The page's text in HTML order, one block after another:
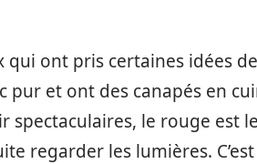
qui ont pris certaines idées
pur et ont des canapés en
spectaculaires, le rouge est
regarder les lumières.